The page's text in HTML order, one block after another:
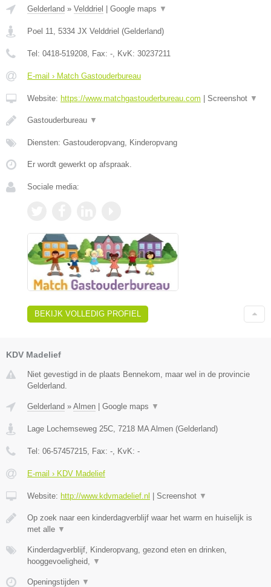
Gelderland » Velddriel Google maps ▼
Poel 11, 5334 JX Velddriel (Gelderland)
Tel: 0418-519208, Fax: -, KvK: 30237211
E-mail › Match Gastouderbureau
Website: https://www.matchgastouderbureau.com Screenshot ▼
Gastouderbureau ▼
Diensten: Gastouderopvang, Kinderopvang
Er wordt gewerkt op afspraak.
Sociale media:
BEKIJK VOLLEDIG PROFIEL
KDV Madelief
Niet gevestigd in de plaats Bennekom, maar wel in de provincie
Gelderland.
Gelderland » Almen | Google maps ▼
Lage Lochemseweg 25C 7218 MA Almen (Gelderland)
Tel: 06-57457215 , Fax: - , KvK: -
E-mail › KDV Madelief
Website: http://www.kdvmadelief.nl | Screenshot ▼
Op zoek naar een kinderdagverblijf waar het warm en huiselijk is
met alle ▼
Kinderdagverblijf, Kinderopvang, gezond eten en drinken,
hooggevoeligheid,
▼
Openingstijden ▼